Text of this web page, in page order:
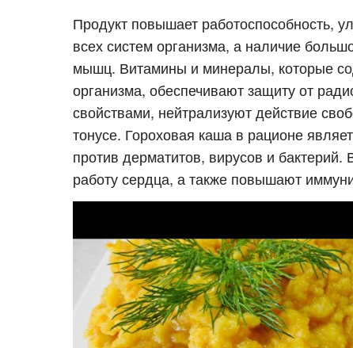
Продукт повышает работоспособность,
всех систем организма, а наличие
мышц. Витамины и минералы, которые
организма, обеспечивают защиту от
свойствами, нейтрализуют действие
тонусе. Гороховая каша в рационе
против дерматитов, вирусов и
работу сердца, а также повышают